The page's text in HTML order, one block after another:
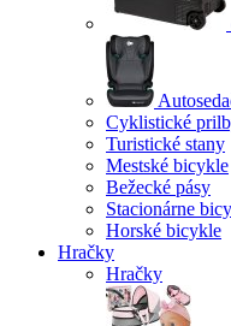
Cyklistické
Turistické stany
Mestské bicykle
Bežecké pásy
Stacionárne
Horské bicykle
Hračky
Hračky